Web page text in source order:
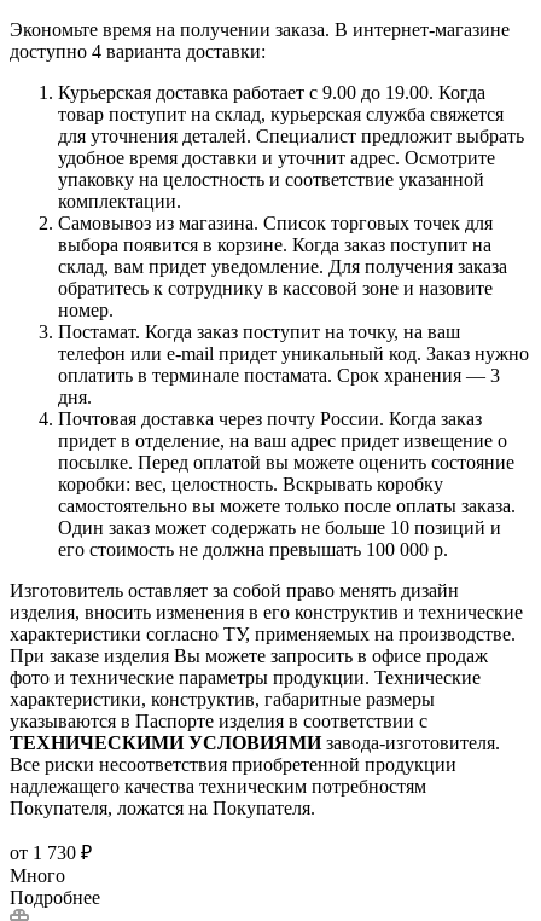
Экономьте время на получении заказа. В интернет-магазине
доступно 4 варианта доставки:
Курьерская доставка работает с 9.00 до 19.00. Когда
товар поступит на склад, курьерская служба свяжется
для уточнения деталей. Специалист предложит выбрать
удобное время доставки и уточнит адрес. Осмотрите
упаковку на целостность и соответствие указанной
комплектации.
Самовывоз из магазина. Список торговых точек для
выбора появится в корзине. Когда заказ поступит на
склад, вам придет уведомление. Для получения заказа
обратитесь к сотруднику в кассовой зоне и назовите
номер.
Постамат. Когда заказ поступит на точку, на ваш
телефон или e-mail придет уникальный код. Заказ нужно
оплатить в терминале постамата. Срок хранения — 3
дня.
Почтовая доставка через почту России. Когда заказ
придет в отделение, на ваш адрес придет извещение о
посылке. Перед оплатой вы можете оценить состояние
коробки: вес, целостность. Вскрывать коробку
самостоятельно вы можете только после оплаты заказа.
Один заказ может содержать не больше 10 позиций и
его стоимость не должна превышать 100 000 р.
Изготовитель оставляет за собой право менять дизайн
изделия, вносить изменения в его конструктив и технические
характеристики согласно ТУ, применяемых на производстве.
При заказе изделия Вы можете запросить в офисе продаж
фото и технические параметры продукции. Технические
характеристики, конструктив, габаритные размеры
указываются в Паспорте изделия в соответствии с
ТЕХНИЧЕСКИМИ УСЛОВИЯМИзавода-изготовителя.
Все риски несоответствия приобретенной продукции
надлежащего качества техническим потребностям
Покупателя, ложатся на Покупателя.
от 1 730 ₽
Много
Подробнее